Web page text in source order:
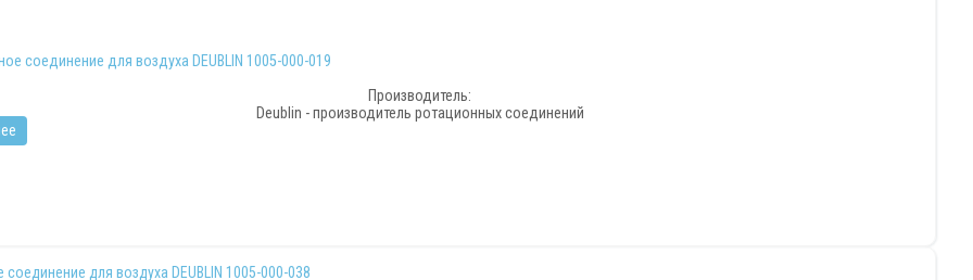
Производитель:
Deublin - производитель ротационных соединений
для воздуха DEUBLIN 1005-000-038